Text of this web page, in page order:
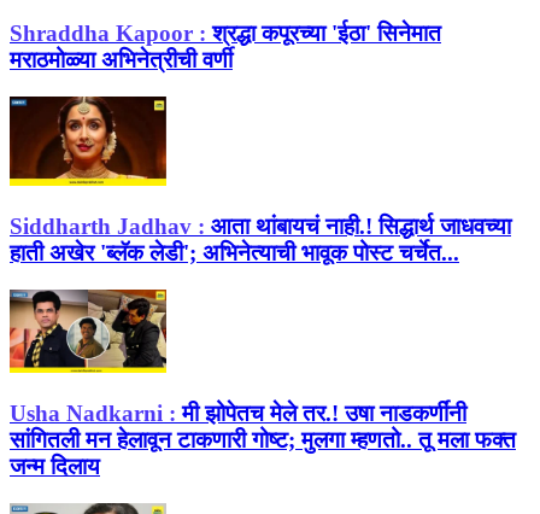
Shraddha Kapoor : श्रद्धा कपूरच्या 'ईठा' सिनेमात
मराठमोळ्या अभिनेत्रीची वर्णी
Siddharth Jadhav : आता थांबायचं नाही.! सिद्धार्थ जाधवच्या
हाती अखेर 'ब्लॅक लेडी'; अभिनेत्याची भावूक पोस्ट चर्चेत...
Usha Nadkarni : मी झोपेतच मेले तर.! उषा नाडकर्णींनी
सांगितली मन हेलावून टाकणारी गोष्ट; मुलगा म्हणतो.. तू मला फक्त
जन्म दिलाय